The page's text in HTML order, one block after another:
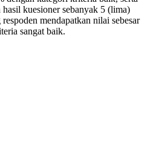
kuesioner sebanyak 5 (lima)
mendapatkan nilai sebesar
sangat baik.